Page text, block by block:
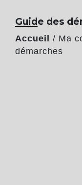
Guide des
Accueil / Ma
démarches